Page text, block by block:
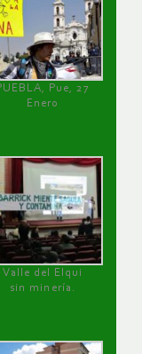
Pue, 27
Enero
Valle del Elqui
sin minería.